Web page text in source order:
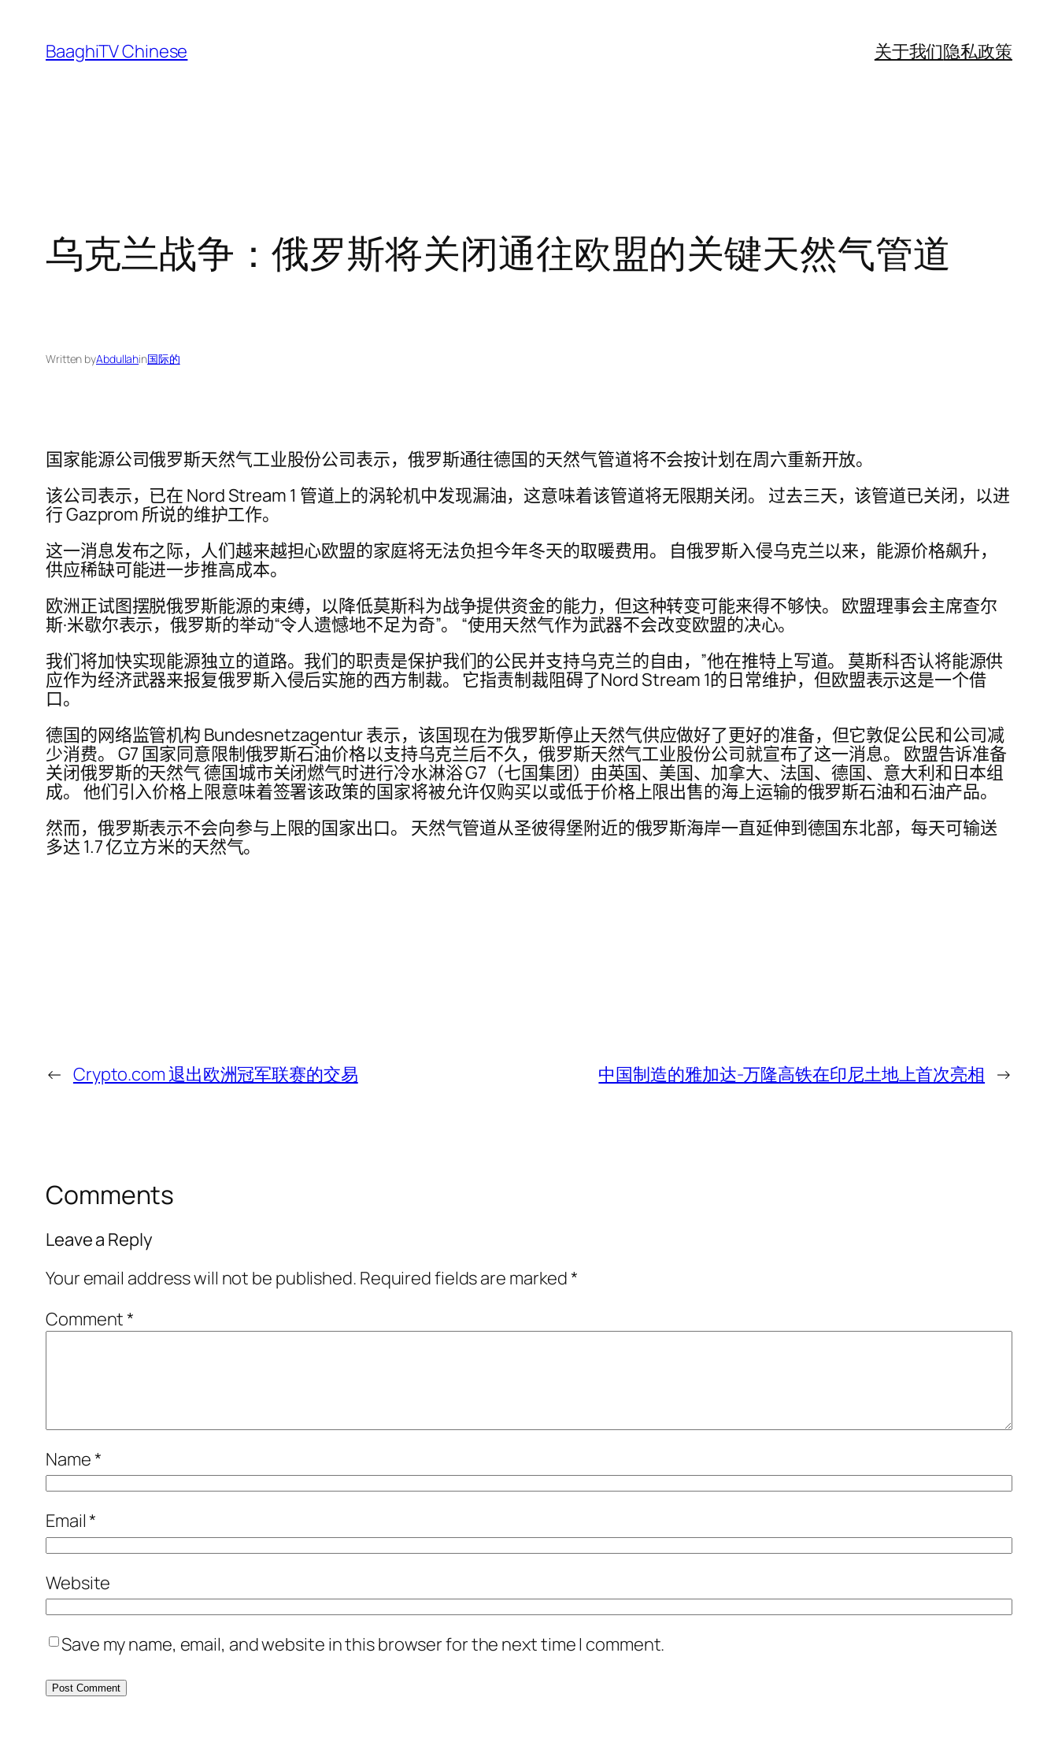
content
BaaghiTV Chinese 关于我们隐私政策
乌克兰战争：俄罗斯将关闭通往欧盟的关键天然气管道
Written byAbdullahin国际的
国家能源公司俄罗斯天然气工业股份公司表示，俄罗斯通往德国的天然气管道将不会按计划在周六重新开放。
该公司表示，已在 Nord Stream 1 管道上的涡轮机中发现漏油，这意味着该管道将无限期关闭。 过去三天，该管道已关闭，以进
行 Gazprom 所说的维护工作。
这一消息发布之际，人们越来越担心欧盟的家庭将无法负担今年冬天的取暖费用。 自俄罗斯入侵乌克兰以来，能源价格飙升，
供应稀缺可能进一步推高成本。
欧洲正试图摆脱俄罗斯能源的束缚，以降低莫斯科为战争提供资金的能力，但这种转变可能来得不够快。 欧盟理事会主席查尔
斯·米歇尔表示，俄罗斯的举动“令人遗憾地不足为奇”。 “使用天然气作为武器不会改变欧盟的决心。
我们将加快实现能源独立的道路。我们的职责是保护我们的公民并支持乌克兰的自由，”他在推特上写道。 莫斯科否认将能源供
应作为经济武器来报复俄罗斯入侵后实施的西方制裁。 它指责制裁阻碍了Nord Stream 1的日常维护，但欧盟表示这是一个借
口。
德国的网络监管机构 Bundesnetzagentur 表示，该国现在为俄罗斯停止天然气供应做好了更好的准备，但它敦促公民和公司减
少消费。 G7 国家同意限制俄罗斯石油价格以支持乌克兰后不久，俄罗斯天然气工业股份公司就宣布了这一消息。 欧盟告诉准备
关闭俄罗斯的天然气 德国城市关闭燃气时进行冷水淋浴 G7（七国集团）由英国、美国、加拿大、法国、德国、意大利和日本组
成。 他们引入价格上限意味着签署该政策的国家将被允许仅购买以或低于价格上限出售的海上运输的俄罗斯石油和石油产品。
然而，俄罗斯表示不会向参与上限的国家出口。 天然气管道从圣彼得堡附近的俄罗斯海岸一直延伸到德国东北部，每天可输送
多达 1.7 亿立方米的天然气。
← Crypto.com 退出欧洲冠军联赛的交易 中国制造的雅加达-万隆高铁在印尼土地上首次亮相 →
Comments
Leave a Reply
Your email address will not be published. Required fields are marked*
Comment*
Name*
Email*
Website
Save my name, email, and website in this browser for the next time I comment.